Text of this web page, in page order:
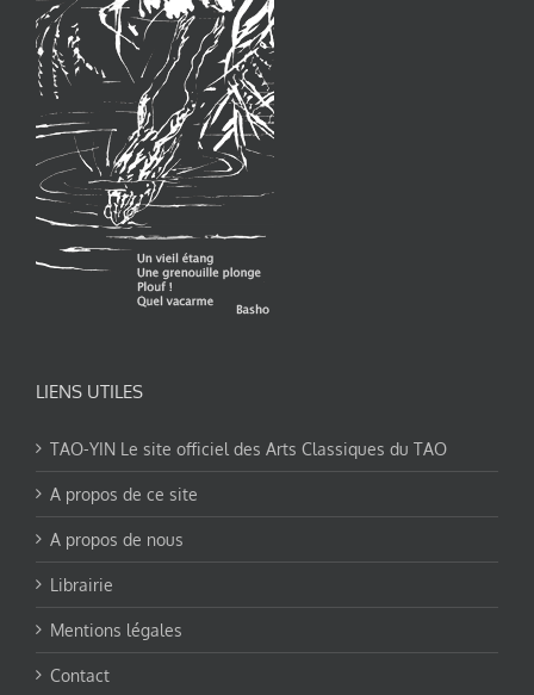
LIENS UTILES
TAO-YIN Le site officiel des Arts Classiques du TAO
A propos de ce site
A propos de nous
Librairie
Mentions légales
Contact